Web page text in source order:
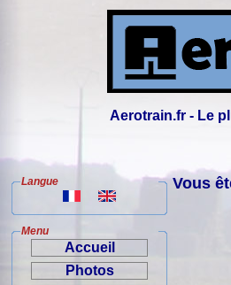
Aerotrain.fr - Le
Langue
Menu
Accueil
Photos
Vous